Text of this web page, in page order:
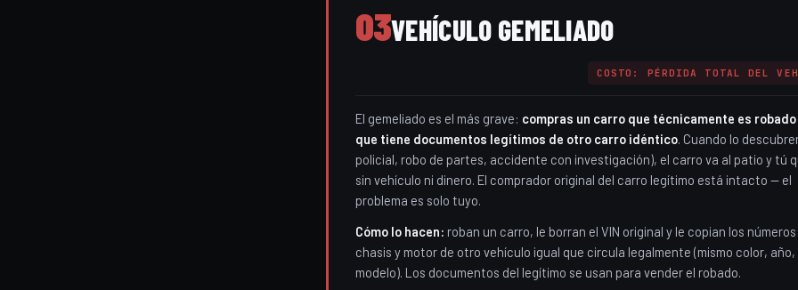
03VEHÍCULO GEMELIADO
COSTO: PÉRDIDA TOTAL DEL
El gemeliado es el más grave: compras un carro que técnicamente es
que tiene documentos legítimos de otro carro idéntico. Cuando lo
policial, robo de partes, accidente con investigación), el carro va al patio y tú
sin vehículo ni dinero. El comprador original del carro legítimo está intacto — el
problema es solo tuyo.
Cómo lo hacen: roban un carro, le borran el VIN original y le copian los números
chasis y motor de otro vehículo igual que circula legalmente (mismo color, año,
modelo). Los documentos del legítimo se usan para vender el robado.